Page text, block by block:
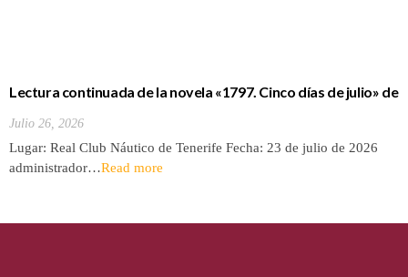
Lectura continuada de la novela «1797. Cinco días de julio» de
Julio 26, 2026
Lugar: Real Club Náutico de Tenerife Fecha: 23 de julio de 2026
administrador…Read more